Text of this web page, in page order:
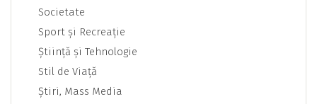
Societate
Sport şi Recreaţie
Ştiinţă şi Tehnologie
Stil de Viaţă
Ştiri, Mass Media